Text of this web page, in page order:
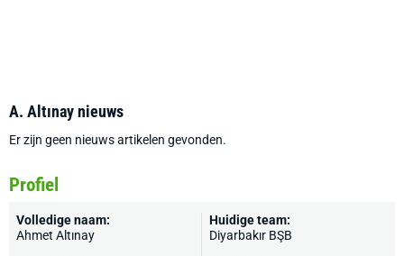
A. Altınay nieuws
Er zijn geen nieuws artikelen gevonden.
Profiel
Volledige naam:
Ahmet Altınay
Huidige team:
Diyarbakır BŞB